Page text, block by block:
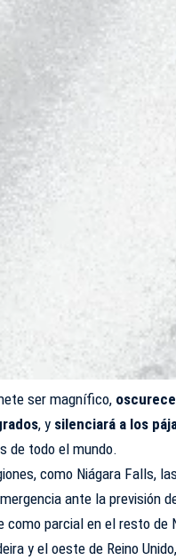
ser magnífico,
, y silenciará a los
de todo el mundo.
como Niágara Falls,
ante la previsión
como parcial en el resto de
y el oeste de Reino